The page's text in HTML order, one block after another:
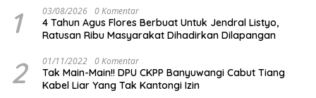
1 03/08/2026 0 Komentar
4 Tahun Agus Flores Berbuat Untuk Jendral Listyo,
Ratusan Ribu Masyarakat Dihadirkan Dilapangan
2 01/11/2022 0 Komentar
Tak Main-Main!! DPU CKPP Banyuwangi Cabut Tiang
Kabel Liar Yang Tak Kantongi Izin